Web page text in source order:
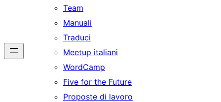
Team
Manuali
Traduci
Meetup italiani
WordCamp
Five for the Future
Proposte di lavoro